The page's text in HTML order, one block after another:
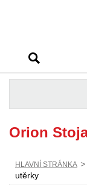
Orion
HLAVNÍ STRÁNKA >
utěrky